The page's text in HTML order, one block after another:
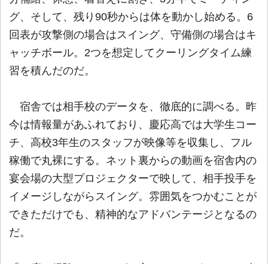
グ、そして、残り90秒からは体を動かし始める。6
回表が攻撃側の場合はスイング、守備側の場合はキ
ャッチボール。2つを想定してクーリングタイム練
習を積んだのだ。
宿舎では相手校のデータを、徹底的に調べる。昨
今は情報量があふれており、慶応高では大学生コー
チ、高校3年生のスタッフが映像等を収集し、フル
稼働で丸裸にする。ネット裏からの動画を宿舎内の
宴会場の大型プロジェクターで映して、相手投手を
イメージしながらスイング。雰囲気をつかむことが
できただけでも、精神的なアドバンテージとなるの
だ。